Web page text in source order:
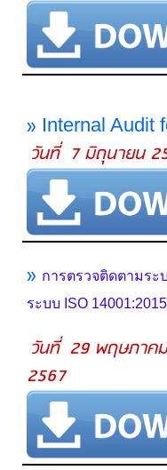
» Internal Audit
วันที่ 7 มิถุนายน
» การตรวจติดตามระ
ระบบ ISO 14001:2015
วันที่ 29 พฤษภาค
2567